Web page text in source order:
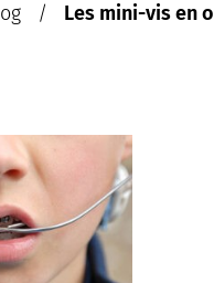
/ Les mini-vis en